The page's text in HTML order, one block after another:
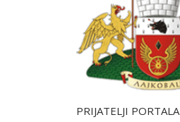
PRIJATELJI PORTALA